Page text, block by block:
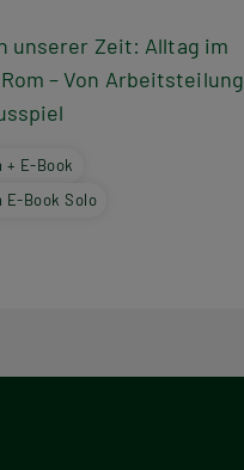
unserer Zeit: Alltag im
– Von Arbeitsteilung
+ E-Book
E-Book Solo